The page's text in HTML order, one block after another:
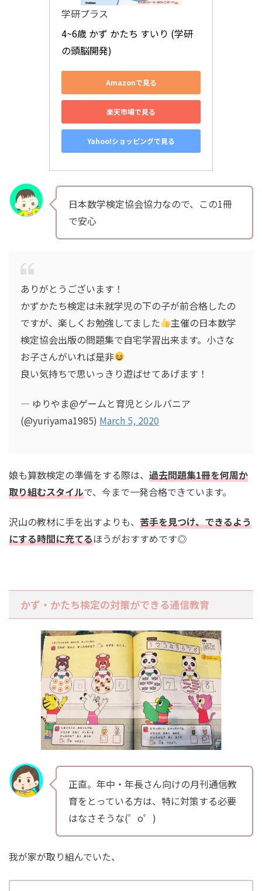
学研プラス
4~6歳 かず かたち すいり (学研
の頭脳開発)
Amazonで見る
楽天市場で見る
Yahoo!ショッピングで見る
日本数学検定協会協力なので、この1冊
で安心
ありがとうございます！
かずかたち検定は未就学児の下の子が前合格したの
ですが、楽しくお勉強してました
主催の日本数学
検定協会出版の問題集で自宅学習出来ます。小さな
お子さんがいれば是非
良い気持ちで思いっきり遊ばせてあげます！
— ゆりやま@ゲームと育児とシルバニア
(@yuriyama1985) March 5, 2020
娘も算数検定の準備をする際は、 過去問題集1冊を何周か
取り組むスタイルで、今まで一発合格できています。
沢山の教材に手を出すよりも、 苦手を見つけ、できるよう
にする時間に充てるほうがおすすめです◎
かず・かたち検定の対策ができる通信教育
正直。年中・年長さん向けの月刊通信教
育をとっている方は、特に対策する必要
はなさそうな(゜o゜)
我が家が取り組んでいた、